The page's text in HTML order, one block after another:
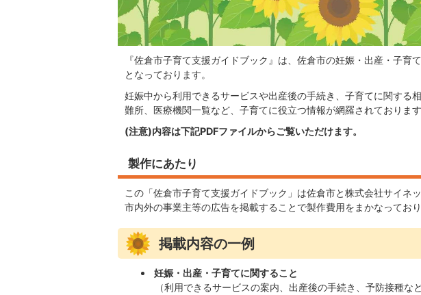
『佐倉市子育て支援ガイドブック』は、佐倉市の妊娠・出産・子育
となっております。
妊娠中から利用できるサービスや出産後の手続き、子育てに関する
難所、医療機関一覧など、子育てに役立つ情報が網羅されておりま
(注意)内容は下記PDFファイルからご覧いただけます。
製作にあたり
この「佐倉市子育て支援ガイドブック」は佐倉市と株式会社サイネ
市内外の事業主等の広告を掲載することで製作費用をまかなっており
掲載内容の一例
妊娠・出産・子育てに関すること
（利用できるサービスの案内、出産後の手続き、予防接種な